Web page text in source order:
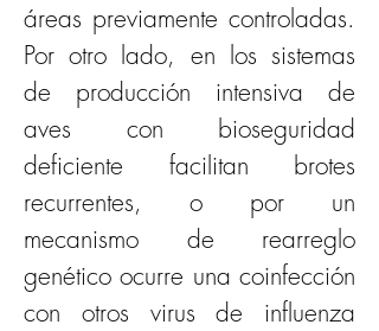
áreas previamente controladas.
Por otro lado, en los sistemas
de producción intensiva de
aves con bioseguridad
deficiente facilitan brotes
recurrentes, o por un
mecanismo de rearreglo
genético ocurre una coinfección
con otros virus de influenza